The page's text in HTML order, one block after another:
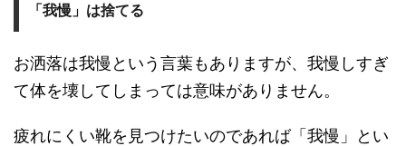
「我慢」は捨てる
お洒落は我慢という言葉もありますが、我慢しすぎ
て体を壊してしまっては意味がありません。
疲れにくい靴を見つけたいのであれば「我慢」とい